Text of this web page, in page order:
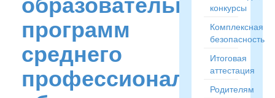
программ
среднего
профессионального
конкурсы
Комплексная
безопасность
Итоговая
аттестация
Родителям